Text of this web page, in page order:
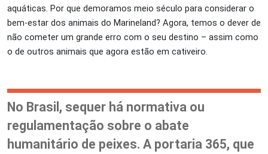
aquáticas. Por que demoramos meio século para considerar o
bem-estar dos animais do Marineland? Agora, temos o dever de
não cometer um grande erro com o seu destino – assim como
o de outros animais que agora estão em cativeiro.
No Brasil, sequer há normativa ou
regulamentação sobre o abate
humanitário de peixes. A portaria 365, que